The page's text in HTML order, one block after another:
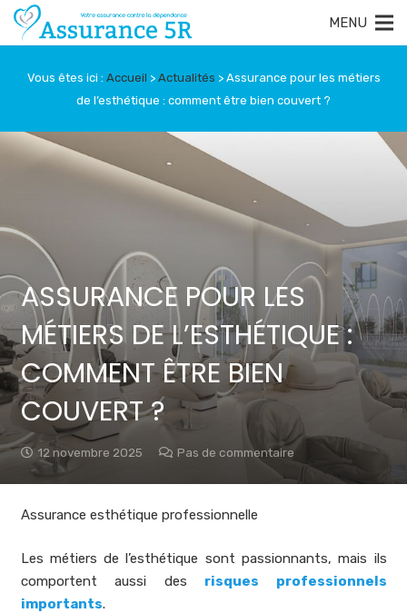
Vous êtes ici : Accueil > Actualités > Assurance pour les métiers
de l’esthétique : comment être bien couvert ?
ASSURANCE POUR LES
MÉTIERS DE L’ESTHÉTIQUE :
COMMENT ÊTRE BIEN
COUVERT ?
12 novembre 2025 Pas de commentaire
Assurance esthétique professionnelle
Les métiers de l’esthétique sont passionnants, mais ils
comportent aussi des risques professionnels
importants.